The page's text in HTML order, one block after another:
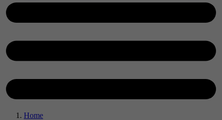
Home